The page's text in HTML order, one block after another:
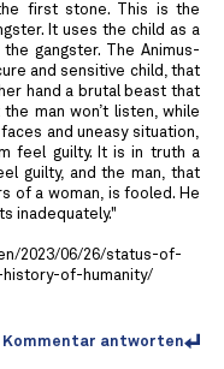
first stone. This is the
It uses the child as a
gangster. The Animus-
and sensitive child, that
hand a brutal beast that
man won’t listen, while
and uneasy situation,
feel guilty. It is in truth a
guilty, and the man, that
of a woman, is fooled. He
inadequately."
2023/06/26/status-of-
of-humanity/
Kommentar antworten